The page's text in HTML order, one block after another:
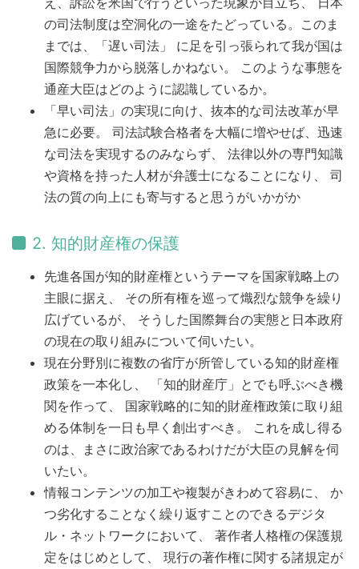
の司法制度は空洞化の一途をたどっている。このま
までは、「遅い司法」 に足を引っ張られて我が国は
国際競争力から脱落しかねない。 このような事態を
通産大臣はどのように認識しているか。
「早い司法」の実現に向け、抜本的な司法改革が早
急に必要。 司法試験合格者を大幅に増やせば、迅速
な司法を実現するのみならず、 法律以外の専門知識
や資格を持った人材が弁護士になることになり、 司
法の質の向上にも寄与すると思うがいかがか
2. 知的財産権の保護
先進各国が知的財産権というテーマを国家戦略上の
主眼に据え、 その所有権を巡って熾烈な競争を繰り
広げているが、 そうした国際舞台の実態と日本政府
の現在の取り組みについて伺いたい。
現在分野別に複数の省庁が所管している知的財産権
政策を一本化し、 「知的財産庁」とでも呼ぶべき機
関を作って、 国家戦略的に知的財産権政策に取り組
める体制を一日も早く創出すべき。 これを成し得る
のは、まさに政治家であるわけだが大臣の見解を伺
いたい。
情報コンテンツの加工や複製がきわめて容易に、 か
つ劣化することなく繰り返すことのできるデジタ
ル・ネットワークにおいて、 著作者人格権の保護規
定をはじめとして、 現行の著作権に関する諸規定が